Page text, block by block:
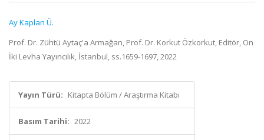
Ay Kaplan Ü.
Prof. Dr. Zühtü Aytaç'a Armağan, Prof. Dr. Korkut Özkorkut, Editör, On
İki Levha Yayıncılık, İstanbul, ss.1659-1697, 2022
Yayın Türü: Kitapta Bölüm / Araştırma Kitabı
Basım Tarihi: 2022